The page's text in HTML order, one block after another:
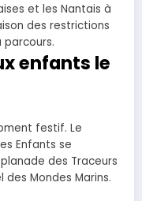
et les Nantais à
des restrictions
enfants le
festif. Le
Enfants se
des Traceurs
Mondes Marins.